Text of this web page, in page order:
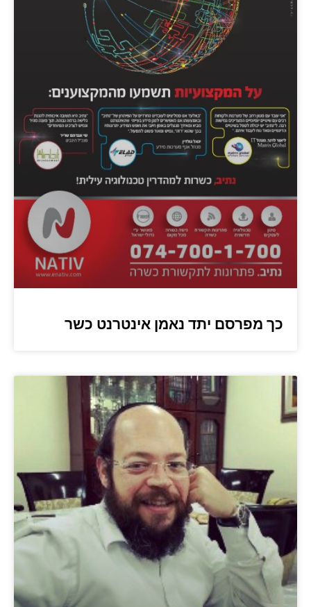
כך מפרסם יתד נאמן אינטרנט כשר